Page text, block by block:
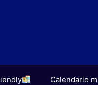
Calendario